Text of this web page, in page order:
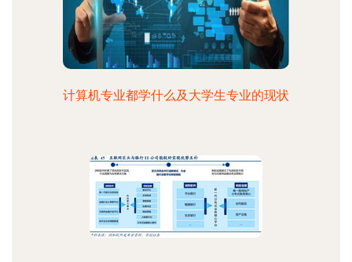
计算机专业都学什么及大学生专业的现状